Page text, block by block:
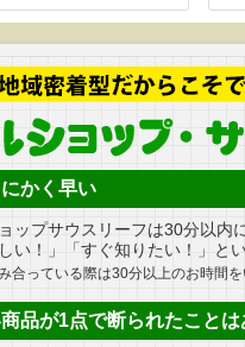
かく早い
ップサウスリーフは30分以内
しい！」「すぐ知りたい！」と
合っている際は30分以上のお時間
品が1点で断られたことは